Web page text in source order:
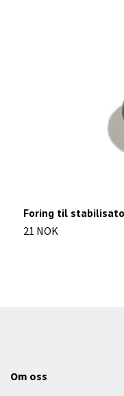
Foring til
21 NOK
Om oss